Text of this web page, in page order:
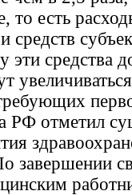
то есть
средств
эти средства
РФ отметил
завершении